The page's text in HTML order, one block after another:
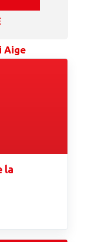
Aige
la